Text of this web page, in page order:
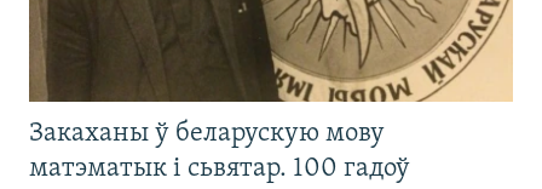
Закаханы ў беларускую мову
матэматык і сьвятар. 100 гадоў